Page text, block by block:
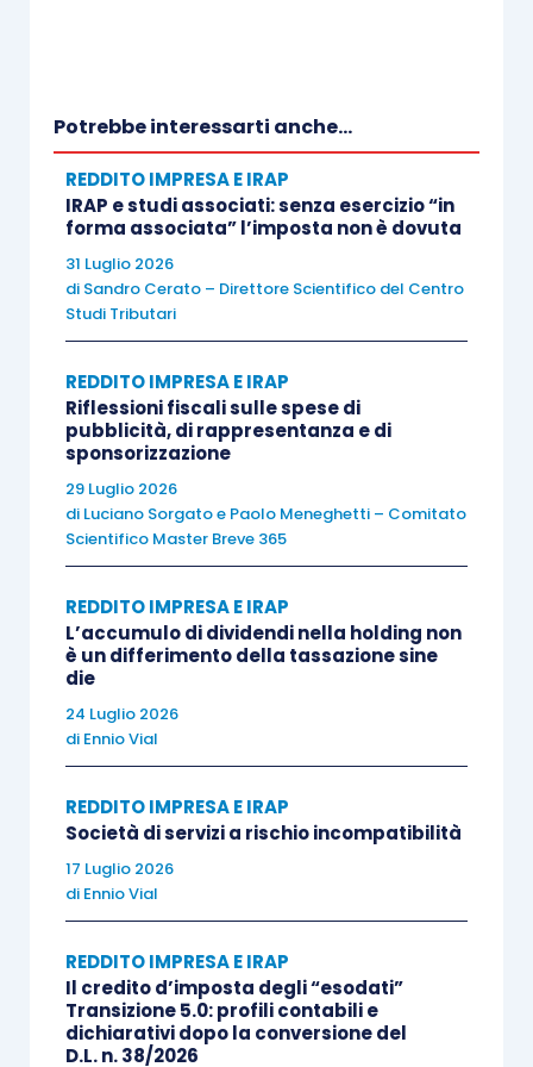
preliminare, di richiamare la distinzione — di
tra2 tipologie di apporti dei soci alla società:
versamenti in conto capitale
perduto): attribuzioni patrimoniali che
vengono definitivamenteacquisite al
patrimonio nettodella società, senza
vincoli di restituzione, e che
incrementano il costo fiscale della
partecipazione;
versamenti in conto futuro aumento di
all’adozione di una delibera di aumento del
capitale socialeentro un determinato
acquisite definitivamente al patrimonio
netto della società, avendo uno
L’elemento discretivo tra le 2 fattispecie risiede
nellastabilità dell’acquisizione al patrimonio
netto. I versamenti in conto futuro aumento di
capitale presentano natura di riserva “targata
di esclusiva pertinenza del socio che li ha
eseguiti — non utilizzabile a copertura di perdite
e intrinsecamente instabile: la mancata adozione
Potrebbe interessarti anche...
REDDITO IMPRESA E IRAP
IRAP e studi associati: senza esercizio “in
forma associata” l’imposta non è dovuta
31 Luglio 2026
di Sandro Cerato – Direttore Scientifico del Centro
Studi Tributari
REDDITO IMPRESA E IRAP
Riflessioni fiscali sulle spese di
pubblicità, di rappresentanza e di
sponsorizzazione
29 Luglio 2026
di Luciano Sorgatoe Paolo Meneghetti – Comitato
Scientifico Master Breve 365
REDDITO IMPRESA E IRAP
L’accumulo di dividendi nella holding non
è un differimento della tassazione sine
die
24 Luglio 2026
di Ennio Vial
REDDITO IMPRESA E IRAP
Società di servizi a rischio incompatibilità
17 Luglio 2026
di Ennio Vial
REDDITO IMPRESA E IRAP
Il credito d’imposta degli “esodati”
Transizione 5.0: profili contabili e
dichiarativi dopo la conversione del
D.L. n. 38/2026